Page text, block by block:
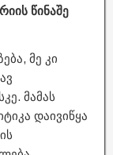
წინაშე
მე კი
მამას
დაივიწყა